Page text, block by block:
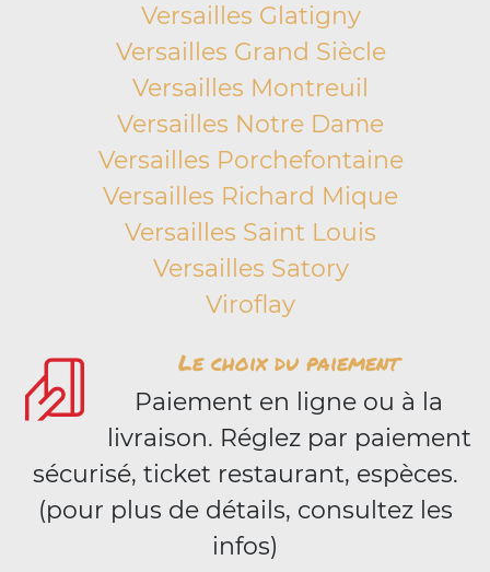
Versailles Glatigny
Versailles Grand Siècle
Versailles Montreuil
Versailles Notre Dame
Versailles Porchefontaine
Versailles Richard Mique
Versailles Saint Louis
Versailles Satory
Viroflay
Le choix du paiement
Paiement en ligne ou à la
livraison. Réglez par paiement
sécurisé, ticket restaurant, espèces.
(pour plus de détails, consultez les
infos)